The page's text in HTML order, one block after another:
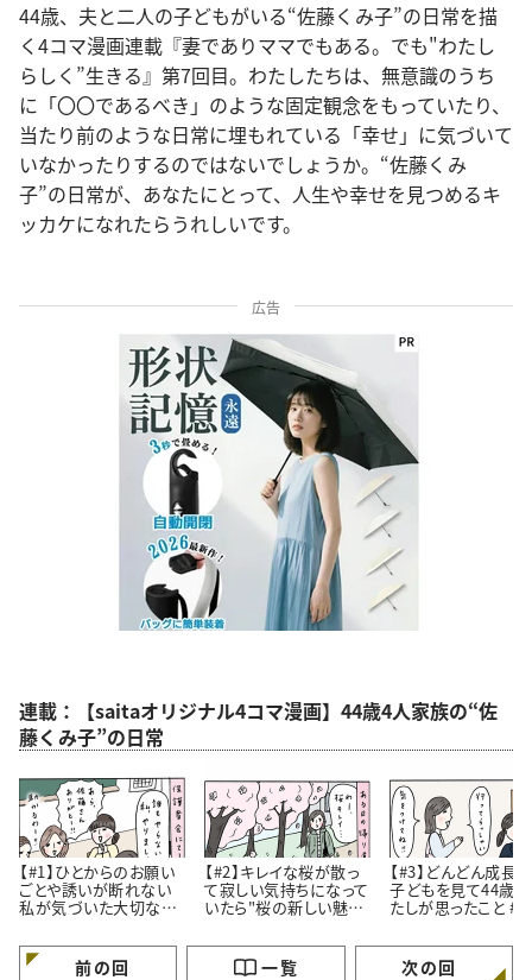
44歳、夫と二人の子どもがいる“佐藤くみ子”の日常を描
く4コマ漫画連載『妻でありママでもある。でも"わたし
らしく”生きる』第7回目。わたしたちは、無意識のうち
に「〇〇であるべき」のような固定観念をもっていたり、
当たり前のような日常に埋もれている「幸せ」に気づいて
いなかったりするのではないでしょうか。“佐藤くみ
子”の日常が、あなたにとって、人生や幸せを見つめるキ
ッカケになれたらうれしいです。
広告
連載：【saitaオリジナル4コマ漫画】44歳4人家族の“佐
藤くみ子”の日常
【#1】ひとからのお願い
ごとや誘いが断れない
私が気づいた大切なこ
【#2】キレイな桜が散っ
て寂しい気持ちになって
いたら"桜の新しい魅
#4コマ漫画
【#3】どんどん成長
子どもを見て44歳
たしが思ったこと #4コ
前の回 一覧 次の回